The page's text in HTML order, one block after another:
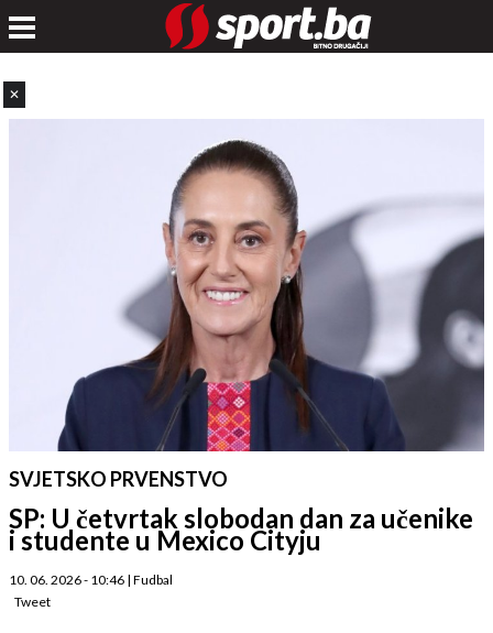
✕
SVJETSKO PRVENSTVO
SP: U četvrtak slobodan dan za učenike
i studente u Mexico Cityju
10. 06. 2026 - 10:46 | Fudbal
Tweet